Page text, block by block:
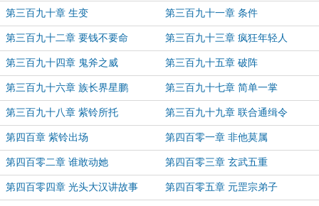
第三百九十章 生变 第三百九十一章 条件
第三百九十二章 要钱不要命 第三百九十三章 疯狂年轻人
第三百九十四章 鬼斧之威 第三百九十五章 破阵
第三百九十六章 族长界星鹏 第三百九十七章 简单一掌
第三百九十八章 紫铃所托 第三百九十九章 联合通缉令
第四百章 紫铃出场 第四百零一章 非他莫属
第四百零二章 谁敢动她 第四百零三章 玄武五重
第四百零四章 光头大汉讲故事 第四百零五章 元罡宗弟子